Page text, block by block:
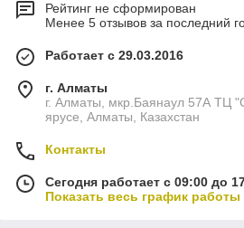
Рейтинг не сформирован
Менее 5 отзывов за последний
Работает с 29.03.2016
г. Алматы
г. Алматы, мкр.Баянаул 57А ТЦ
ярусе, Алматы, Казахстан
Контакты
Сегодня работает с 09:00 до
Показать весь график работы